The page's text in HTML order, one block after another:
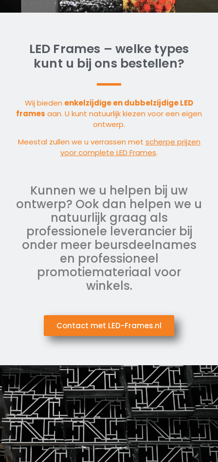
LED Frames – welke types
kunt u bij ons bestellen?
Wij bieden enkelzijdige en dubbelzijdige LED
frames aan. U kunt natuurlijk kiezen voor een eigen
ontwerp.
Meestal zullen we u verrassen met scherpe prijzen
voor complete LED Frames.
Kunnen we u helpen bij uw
ontwerp? Ook dan helpen we u
natuurlijk graag als
professionele leverancier bij
onder meer beursdeelnames
en professioneel
promotiemateriaal voor
winkels.
Contact met LED-Frames.nl